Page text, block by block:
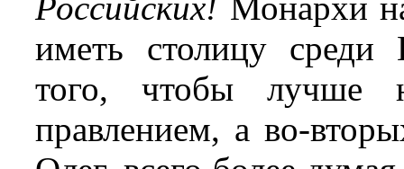
Российских! Монархи
иметь столицу среди
того, чтобы лучше
правлением, а во-